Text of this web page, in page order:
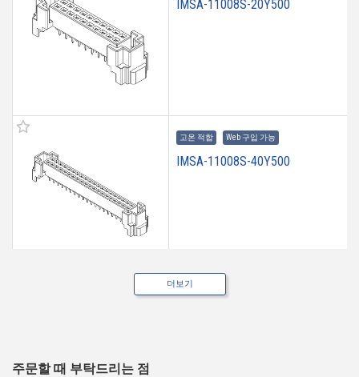
IMSA-11008S-20Y500
고온 적합 Web 구입 가능
IMSA-11008S-40Y500
IMSA-11008S-40Y502
더보기
주문할 때 부탁드리는 점